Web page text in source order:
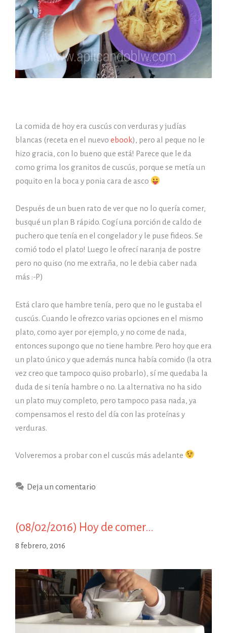
La comida de hoy era cuscús con verduras y judías
blancas (receta en el nuevo ebook), pero al peque no le
hizo gracia, con lo bueno que está! Parece que le da
como grima los granitos de cuscús, porque se metía un
poquito en la boca y ponia cara de asco
Después de un buen rato de ver que no lo quería comer,
busqué un plan B rápido. Cogí una porción de caldo de
puchero que tenía en el congelador y le puse fideos. Se
comió todo el plato! Luego le ofrecí naranja de postre
pero no quiso (no me extraña, no le debia caber nada
más :-P)
Está claro que hambre tenía, pero que no le gustaba el
cuscús. Cuando le ofrezco varias opciones en el mismo
plato, como ayer por ejemplo, y no come de nada,
entonces supongo que no tiene hambre. Pero hoy que era
un plato único y que además nunca había comido (la otra
vez creo que tampoco quiso probarlo), sí me quedaba la
duda de si tenía hambre o no. La alternativa no ha sido
un plato muy completo, pero tampoco pasa nada, ya
compensamos el resto del día con las proteínas y
verduras.
Volveremos a probar con el cuscús más adelante
Deja un comentario
(08/02/2016) Hoy de comer…
8 febrero, 2016